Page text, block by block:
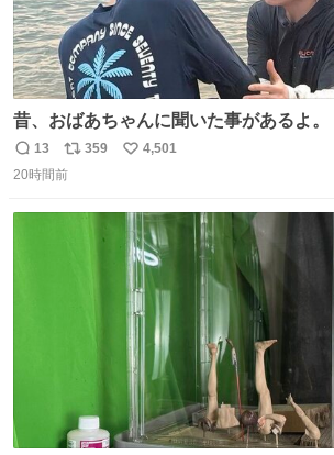
昔、おばあちゃんに聞いた事があるよ。 「カイちゃんをい
じめると、アイツが海から上がって来る
返
信
13
リ
ポ
359
い
数
4,501
20時間前